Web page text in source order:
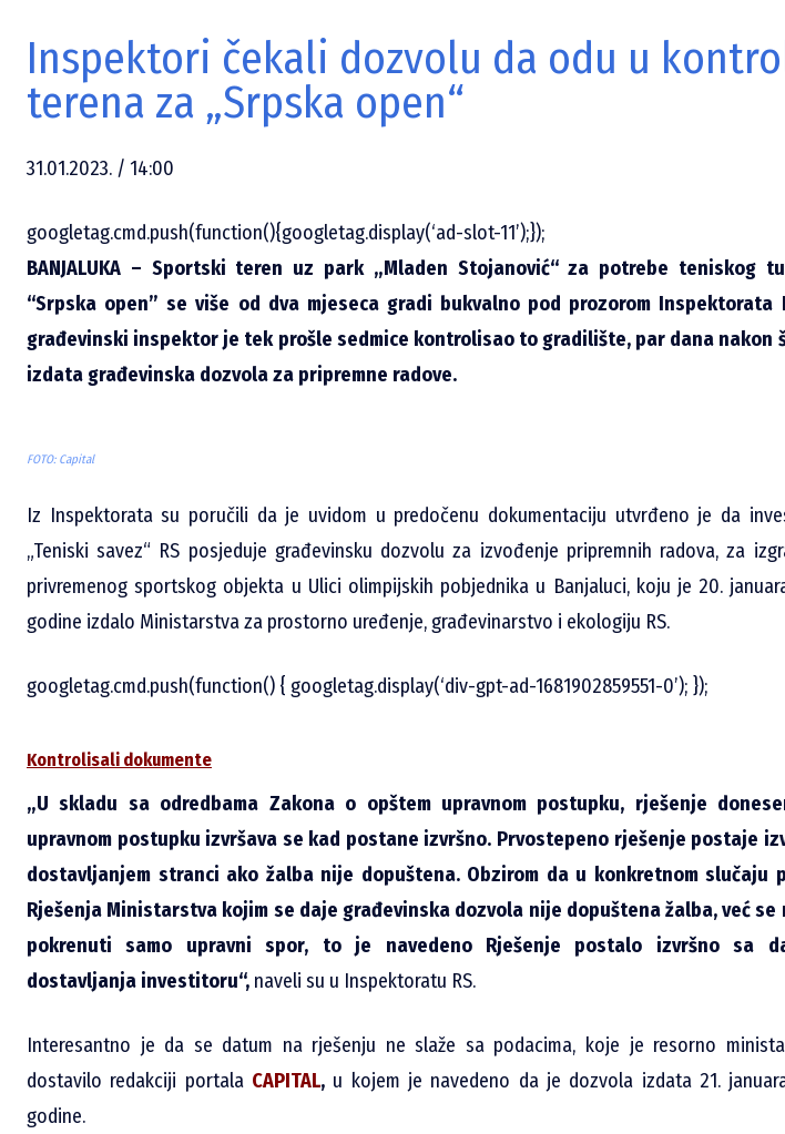
Inspektori čekali dozvolu da odu u
terena za „Srpska open“
31.01.2023. / 14:00
googletag.cmd.push(function(){googletag.display(‘ad-slot-11’);});
BANJALUKA – Sportski teren uz park „Mladen Stojanović“ za potrebe teniskog
“Srpska open” se više od dva mjeseca gradi bukvalno pod prozorom Inspektorata
građevinski inspektor je tek prošle sedmice kontrolisao to gradilište, par dana nakon
izdata građevinska dozvola za pripremne radove.
FOTO: Capital
Iz Inspektorata su poručili da je uvidom u predočenu dokumentaciju utvrđeno je da
„Teniski savez“ RS posjeduje građevinsku dozvolu za izvođenje pripremnih radova, za
privremenog sportskog objekta u Ulici olimpijskih pobjednika u Banjaluci, koju je 20.
godine izdalo Ministarstva za prostorno uređenje, građevinarstvo i ekologiju RS.
googletag.cmd.push(function() { googletag.display(‘div-gpt-ad-1681902859551-0’); });
Kontrolisali dokumente
„U skladu sa odredbama Zakona o opštem upravnom postupku, rješenje
upravnom postupku izvršava se kad postane izvršno. Prvostepeno rješenje postaje
dostavljanjem stranci ako žalba nije dopuštena. Obzirom da u konkretnom slučaju
Rješenja Ministarstva kojim se daje građevinska dozvola nije dopuštena žalba, već se
pokrenuti samo upravni spor, to je navedeno Rješenje postalo izvršno sa
dostavljanja investitoru“, naveli su u Inspektoratu RS.
Interesantno je da se datum na rješenju ne slaže sa podacima, koje je resorno
dostavilo redakciji portala CAPITAL, u kojem je navedeno da je dozvola izdata 21.
godine.